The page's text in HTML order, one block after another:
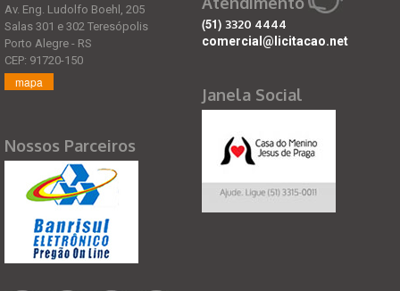
Av. Eng. Ludolfo Boehl, 205
Salas 301 e 302 Teresópolis
Porto Alegre - RS
CEP: 91720-150
mapa
Nossos Parceiros
(51) 3320 4444
comercial@licitacao.net
Janela Social